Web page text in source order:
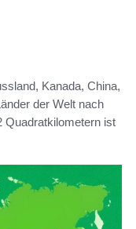
Kanada, China,
der Welt nach
Quadratkilometern ist